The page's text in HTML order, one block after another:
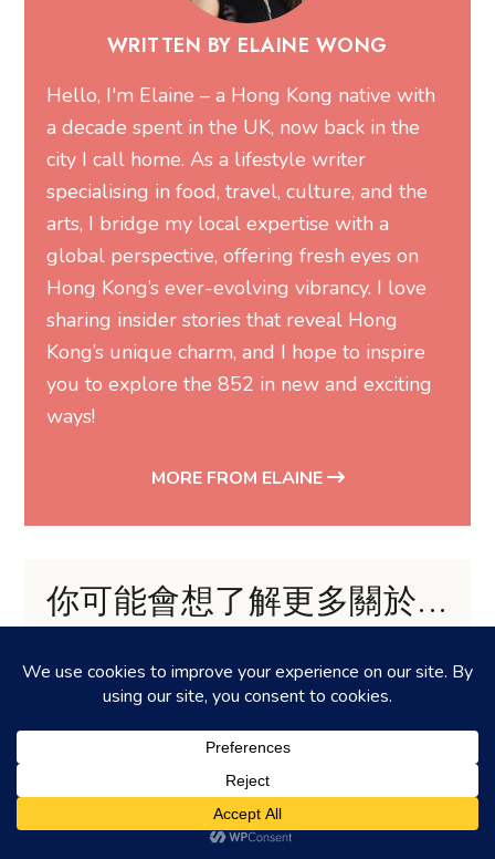
WRITTEN BY ELAINE WONG
Hello, I'm Elaine – a Hong Kong native with
a decade spent in the UK, now back in the
city I call home. As a lifestyle writer
specialising in food, travel, culture, and the
arts, I bridge my local expertise with a
global perspective, offering fresh eyes on
Hong Kong’s ever-evolving vibrancy. I love
sharing insider stories that reveal Hong
Kong’s unique charm, and I hope to inspire
you to explore the 852 in new and exciting
ways!
MORE FROM ELAINE
你可能會想了解更多關於...